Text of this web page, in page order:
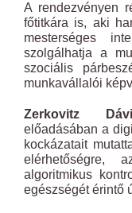
A rendezvényen
főtitkára is, aki
mesterséges
szolgálhatja a
szociális
munkavállalói
Zerkovitz
előadásában a
kockázatait
elérhetőségre,
algoritmikus
egészségét érintő